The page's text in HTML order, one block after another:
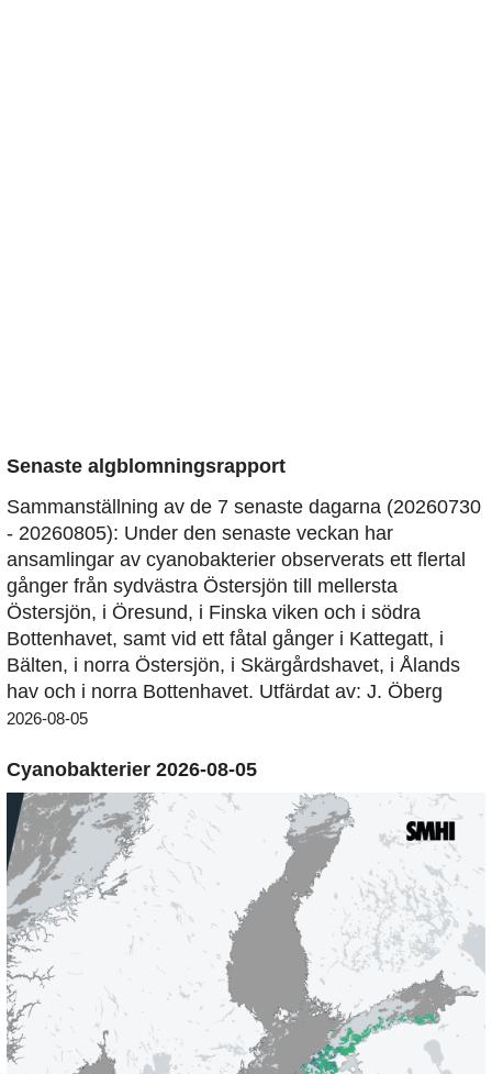
Senaste algblomningsrapport
Sammanställning av de 7 senaste dagarna (20260730
- 20260805): Under den senaste veckan har
ansamlingar av cyanobakterier observerats ett flertal
gånger från sydvästra Östersjön till mellersta
Östersjön, i Öresund, i Finska viken och i södra
Bottenhavet, samt vid ett fåtal gånger i Kattegatt, i
Bälten, i norra Östersjön, i Skärgårdshavet, i Ålands
hav och i norra Bottenhavet. Utfärdat av: J. Öberg
2026-08-05
Cyanobakterier 2026-08-05